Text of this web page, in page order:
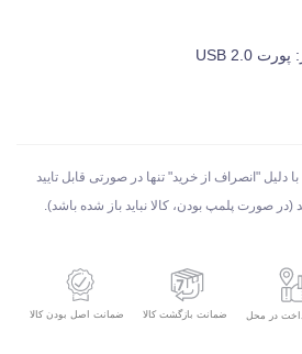
پورت USB 2.0
"انصراف از خرید" تنها در صورتی قابل تایید
(در صورت پلمپ بودن، کالا نباید باز شده باشد).
در محل ضمانت بازگشت کالا ضمانت اصل بودن کالا